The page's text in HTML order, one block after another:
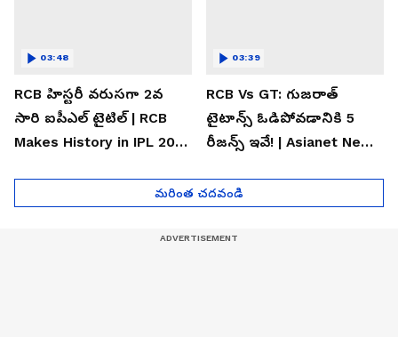
RCB హిస్టరీ వరుసగా 2వ
సారి ఐపీఎల్ టైటిల్ | RCB
Makes History in IPL 2026
03:48
RCB Vs GT: గుజరాత్
టైటాన్స్ ఓడిపోవడానికి 5
రీజన్స్ ఇవే! | Asianet News
03:39
మరింత చదవండి